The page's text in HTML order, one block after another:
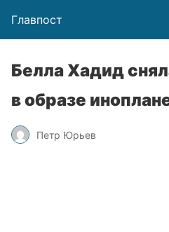
Главпост
Белла Хадид
в образе
Петр Юрьев